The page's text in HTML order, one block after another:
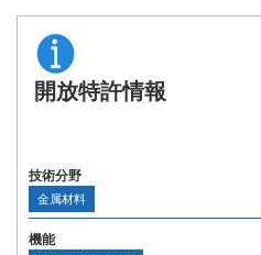
開放特許情報
技術分野
金属材料
機能